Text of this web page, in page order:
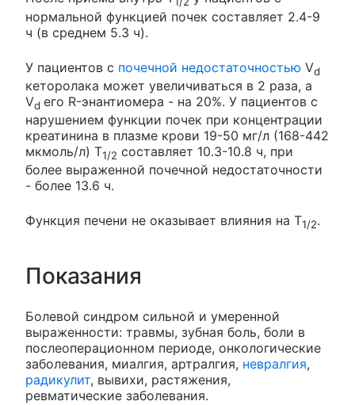
нормальной функцией почек составляет 2.4-9
ч (в среднем 5.3 ч).
У пациентов с почечной недостаточностью Vd
кеторолака может увеличиваться в 2 раза, а
Vd его R-энантиомера - на 20%. У пациентов с
нарушением функции почек при концентрации
креатинина в плазме крови 19-50 мг/л (168-442
мкмоль/л) T1/2 составляет 10.3-10.8 ч, при
более выраженной почечной недостаточности
- более 13.6 ч.
Функция печени не оказывает влияния на T1/2.
Показания
Болевой синдром сильной и умеренной
выраженности: травмы, зубная боль, боли в
послеоперационном периоде, онкологические
заболевания, миалгия, артралгия, невралгия,
радикулит, вывихи, растяжения,
ревматические заболевания.